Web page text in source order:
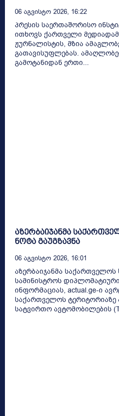
06 Აგვისტო 2026, 16:22
პრესის საერთაშორისო
ითხოვს ქართველი
ჟურნალისტის, მზია
გათავისუფლებას.
გამოტანიდან ერთი...
აზერბაიჯანმა
ნოტა გაუგზავნა
06 Აგვისტო 2026, 16:01
აზერბაიჯანმა საქართველოს
სამინისტროს
ინფორმაციას, actual.ge-ი
საქართველოს ტერიტორიაზე
სატვირთო ავტომობილების